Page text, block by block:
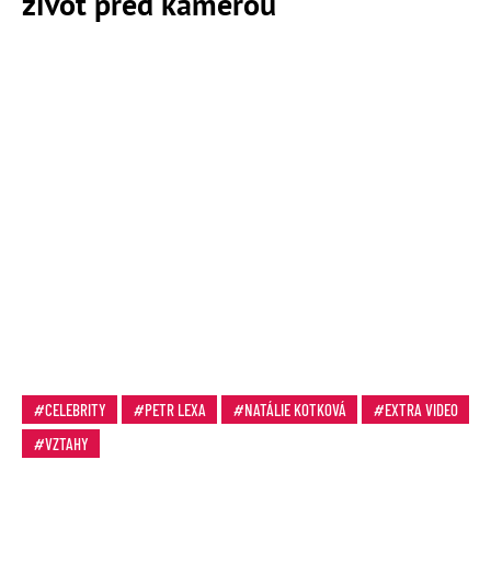
CELEBRITY PETR LEXA NATÁLIE KOTKOVÁ
EXTRA VIDEO
VZTAHY